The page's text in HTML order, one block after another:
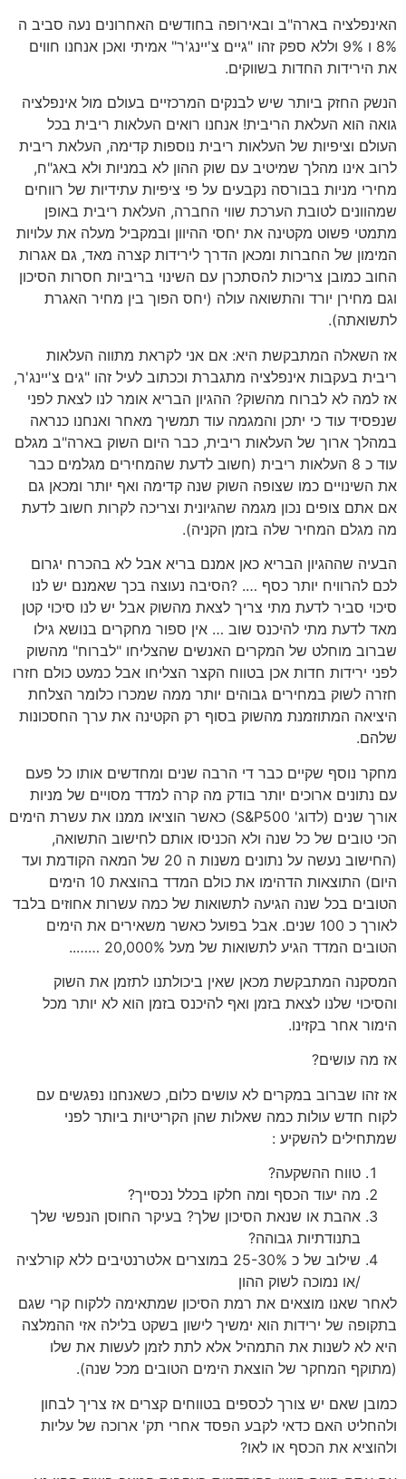
האינפלציה בארה"ב ובאירופה בחודשים האחרונים נעה סביב ה
8% ו 9% וללא ספק זהו "גיים צ'יינג'ר" אמיתי ואכן אנחנו חווים
את הירידות החדות בשווקים.
הנשק החזק ביותר שיש לבנקים המרכזיים בעולם מול אינפלציה
גואה הוא העלאת הריבית! אנחנו רואים העלאות ריבית בכל
העולם וציפיות של העלאות ריבית נוספות קדימה, העלאת ריבית
לרוב אינו מהלך שמיטיב עם שוק ההון לא במניות ולא באג"ח,
מחירי מניות בבורסה נקבעים על פי ציפיות עתידיות של רווחים
שמהוונים לטובת הערכת שווי החברה, העלאת ריבית באופן
מתמטי פשוט מקטינה את יחסי ההיוון ובמקביל מעלה את עלויות
המימון של החברות ומכאן הדרך לירידות קצרה מאד, גם אגרות
החוב כמובן צריכות להסתכרן עם השינוי בריביות חסרות הסיכון
וגם מחירן יורד והתשואה עולה (יחס הפוך בין מחיר האגרת
לתשואתה).
אז השאלה המתבקשת היא: אם אני לקראת מתווה העלאות
ריבית בעקבות אינפלציה מתגברת וככתוב לעיל זהו "גים צ'יינג'ר,
אז למה לא לברוח מהשוק? ההגיון הבריא אומר לנו לצאת לפני
שנפסיד עוד כי יתכן והמגמה עוד תמשיך מאחר ואנחנו כנראה
במהלך ארוך של העלאות ריבית, כבר היום השוק בארה"ב מגלם
עוד כ 8 העלאות ריבית (חשוב לדעת שהמחירים מגלמים כבר
את השינויים כמו שצופה השוק שנה קדימה ואף יותר ומכאן גם
אם אתם צופים נכון מגמה שהגיונית וצריכה לקרות חשוב לדעת
מה מגלם המחיר שלה בזמן הקניה).
הבעיה שההגיון הבריא כאן אמנם בריא אבל לא בהכרח יגרום
לכם להרוויח יותר כסף …. ?הסיבה נעוצה בכך שאמנם יש לנו
סיכוי סביר לדעת מתי צריך לצאת מהשוק אבל יש לנו סיכוי קטן
מאד לדעת מתי להיכנס שוב … אין ספור מחקרים בנושא גילו
שברוב מוחלט של המקרים האנשים שהצליחו "לברוח" מהשוק
לפני ירידות חדות אכן בטווח הקצר הצליחו אבל כמעט כולם חזרו
חזרה לשוק במחירים גבוהים יותר ממה שמכרו כלומר הצלחת
היציאה המתוזמנת מהשוק בסוף רק הקטינה את ערך החסכונות
שלהם.
מחקר נוסף שקיים כבר די הרבה שנים ומחדשים אותו כל פעם
עם נתונים ארוכים יותר בודק מה קרה למדד מסויים של מניות
אורך שנים (לדוג' S&P500) כאשר הוציאו ממנו את עשרת הימים
הכי טובים של כל שנה ולא הכניסו אותם לחישוב התשואה,
(החישוב נעשה על נתונים משנות ה 20 של המאה הקודמת ועד
היום) התוצאות הדהימו את כולם המדד בהוצאת 10 הימים
הטובים בכל שנה הגיעה לתשואות של כמה עשרות אחוזים בלבד
לאורך כ 100 שנים. אבל בפועל כאשר משאירים את הימים
הטובים המדד הגיע לתשואות של מעל 20,000% ……..
המסקנה המתבקשת מכאן שאין ביכולתנו לתזמן את השוק
והסיכוי שלנו לצאת בזמן ואף להיכנס בזמן הוא לא יותר מכל
הימור אחר בקזינו.
אז מה עושים?
אז זהו שברוב במקרים לא עושים כלום, כשאנחנו נפגשים עם
לקוח חדש עולות כמה שאלות שהן הקריטיות ביותר לפני
שמתחילים להשקיע :
טווח ההשקעה?
מה יעוד הכסף ומה חלקו בכלל נכסייך?
אהבת או שנאת הסיכון שלך? בעיקר החוסן הנפשי שלך
בתנודתיות גבוהה?
שילוב של כ 25-30% במוצרים אלטרנטיבים ללא קורלציה
/או נמוכה לשוק ההון
לאחר שאנו מוצאים את רמת הסיכון שמתאימה ללקוח קרי שגם
בתקופה של ירידות הוא ימשיך לישון בשקט בלילה אזי ההמלצה
היא לא לשנות את התמהיל אלא לתת לזמן לעשות את שלו
(מתוקף המחקר של הוצאת הימים הטובים מכל שנה).
כמובן שאם יש צורך לכספים בטווחים קצרים אז צריך לבחון
ולהחליט האם כדאי לקבע הפסד אחרי תק' ארוכה של עליות
ולהוציא את הכסף או לאו?